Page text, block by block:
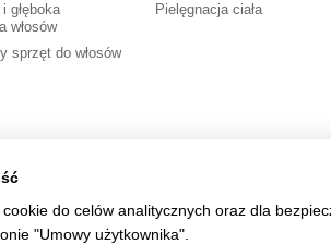
głęboka
włosów
sprzęt do włosów
Pielęgnacja ciała
do celów analitycznych oraz dla
"Umowy użytkownika".